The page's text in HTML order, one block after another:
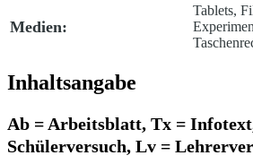
Medien:
Tablets,
Inhaltsangabe
Ab = Arbeitsblatt, Tx =
Schülerversuch, Lv =